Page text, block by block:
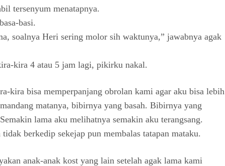
tersenyum menatapnya.
basi.
soalnya Heri sering molor sih waktunya,” jawabnya agak
kira 4 atau 5 jam lagi, pikirku nakal.
kira bisa memperpanjang obrolan kami agar aku bisa lebih
matanya, bibirnya yang basah. Bibirnya yang
lama aku melihatnya semakin aku terangsang.
berkedip sekejap pun membalas tatapan mataku.
anak-anak kost yang lain setelah agak lama kami